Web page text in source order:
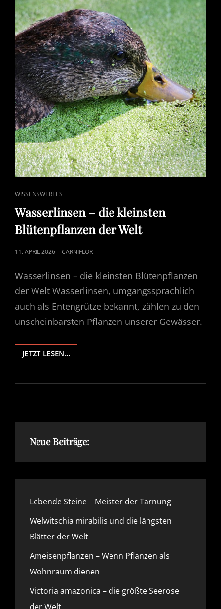
CAT
LINKS
WISSENSWERTES
Wasserlinsen – die kleinsten
Blütenpflanzen der Welt
POSTED
11. APRIL 2026 CARNIFLOR
Wasserlinsen – die kleinsten Blütenpflanzen
der Welt Wasserlinsen, umgangssprachlich
auch als Entengrütze bekannt, zählen zu den
unscheinbarsten Pflanzen unserer Gewässer.
JETZT LESEN…WASSERLINSEN
–
KLEINSTEN
Neue Beiträge:
Lebende Steine – Meister der Tarnung
Welwitschia mirabilis und die längsten
Blätter der Welt
Ameisenpflanzen – Wenn Pflanzen als
Wohnraum dienen
Victoria amazonica – die größte Seerose
der Welt